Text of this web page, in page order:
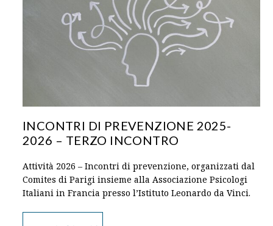
INCONTRI DI PREVENZIONE 2025-
2026 – TERZO INCONTRO
Attività 2026 – Incontri di prevenzione, organizzati dal
Comites di Parigi insieme alla Associazione Psicologi
Italiani in Francia presso l’Istituto Leonardo da Vinci.